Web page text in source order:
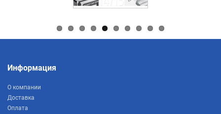
Информация
О компании
Доставка
Оплата